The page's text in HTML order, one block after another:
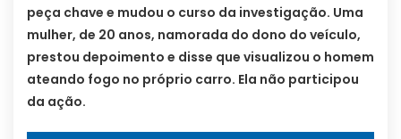
peça chave e mudou o curso da investigação. Uma
mulher, de 20 anos, namorada do dono do veículo,
prestou depoimento e disse que visualizou o homem
ateando fogo no próprio carro. Ela não participou
da ação.